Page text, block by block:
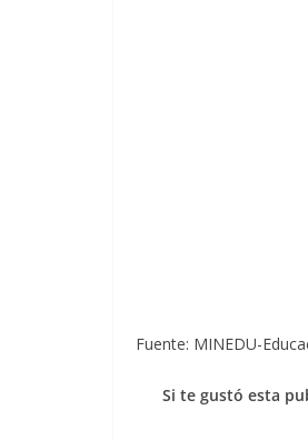
Fuente: MINEDU-
Si te gustó esta